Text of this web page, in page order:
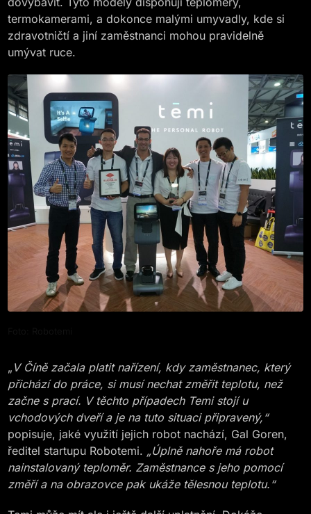
termokamerami, a dokonce malými umyvadly, kde si
zdravotničtí a jiní zaměstnanci mohou pravidelně
umývat ruce.
„ V Číně začala platit nařízení, kdy zaměstnanec, který
přichází do práce, si musí nechat změřit teplotu, než
začne s prací. V těchto případech Temi stojí u
vchodových dveří a je na tuto situaci připravený,“
popisuje, jaké využití jejich robot nachází, Gal Goren,
ředitel startupu Robotemi. „Úplně nahoře má robot
nainstalovaný teploměr. Zaměstnance s jeho pomocí
změří a na obrazovce pak ukáže tělesnou teplotu.“